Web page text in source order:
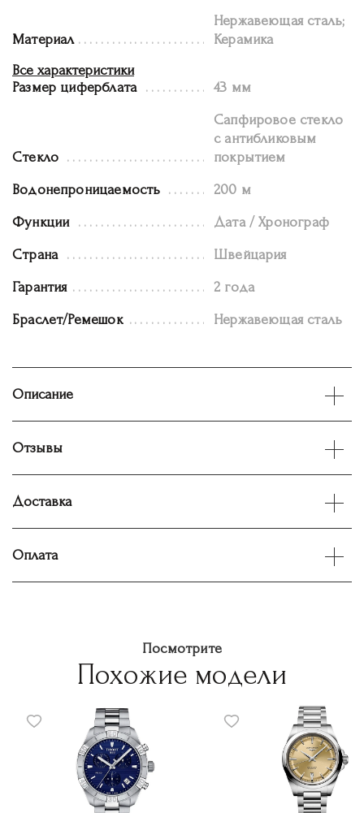
Материал
Нержавеющая сталь;
Керамика
Все характеристики
Размер циферблата
43 мм
Стекло
Сапфировое стекло
с антибликовым
покрытием
Водонепроницаемость 200 м
Функции Дата / Хронограф
Страна Швейцария
Гарантия 2 года
Браслет/Ремешок Нержавеющая сталь
Описание
Отзывы
Доставка
Оплата
Посмотрите
Похожие модели